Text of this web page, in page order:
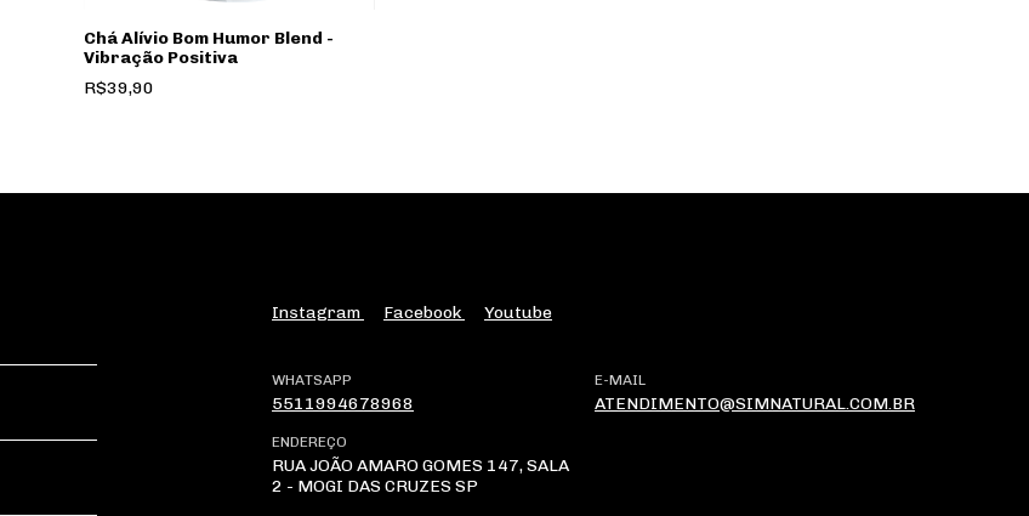
Chá Alívio Bom Humor Blend -
Vibração Positiva
R$39,90
Instagram Facebook Youtube
WHATSAPP
5511994678968
E-MAIL
ATENDIMENTO@SIMNATURAL.COM.BR
ENDEREÇO
RUA JOÃO AMARO GOMES 147, SALA
2 - MOGI DAS CRUZES SP